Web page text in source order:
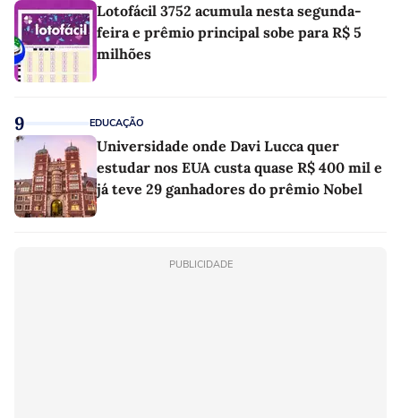
Lotofácil 3752 acumula nesta segunda-
feira e prêmio principal sobe para R$ 5
milhões
9 EDUCAÇÃO
Universidade onde Davi Lucca quer
estudar nos EUA custa quase R$ 400 mil e
já teve 29 ganhadores do prêmio Nobel
PUBLICIDADE